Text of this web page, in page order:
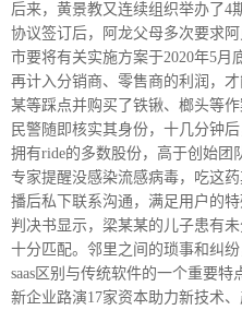
后来，黄景教又连续组织举办了4
协议签订后，阿龙父母多次要求
市要将有关实施方案于2020年5
再计入分销商、零售商的利润，
某等踩点并购买了铁锹、榔头等作
民警随即核实其身份，十几分钟
拥有ride的多数股份，高于创始团
专家提醒没感染流感病毒，吃这
播后私下联系沟通，满足用户的
判决书显示，梁某某的儿子患有
十分匹配。邻里之间的琐事和纠
saas区别与传统软件的一个重要
新企业路演17家资本助力新技术